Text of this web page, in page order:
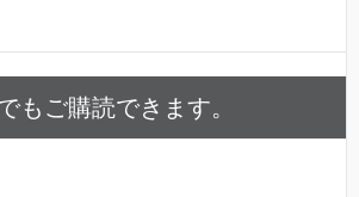
もご購読できます。